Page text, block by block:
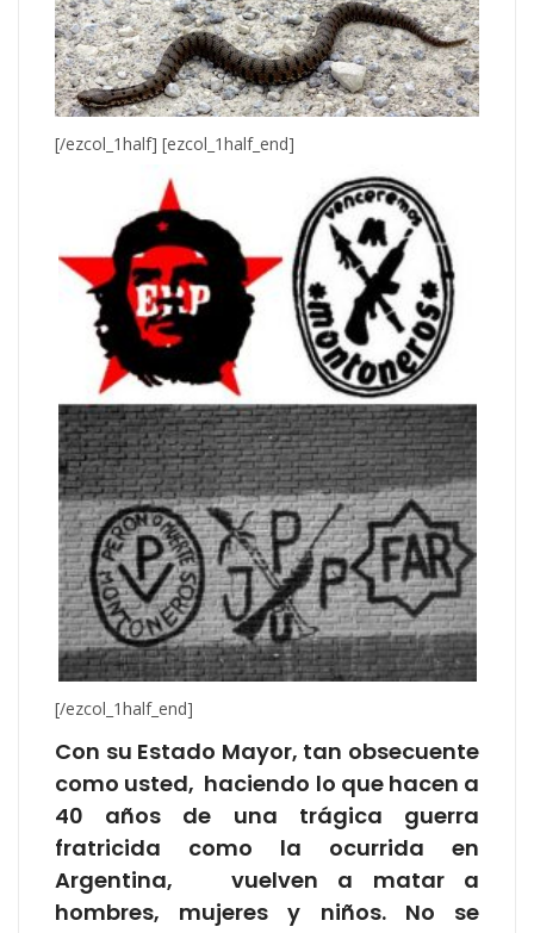
[/ezcol_1half] [ezcol_1half_end]
[/ezcol_1half_end]
Con su Estado Mayor, tan obsecuente
como usted, haciendo lo que hacen a
40 años de una trágica guerra
fratricida como la ocurrida en
Argentina, vuelven a matar a
hombres, mujeres y niños. No se